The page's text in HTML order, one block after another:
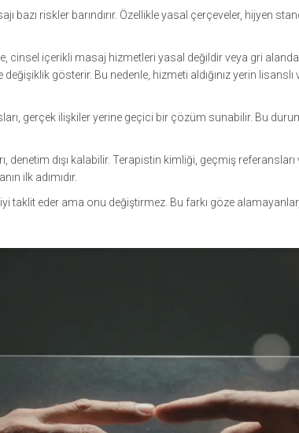
bazı riskler barındırır. Özellikle yasal çerçeveler, hijyen
cinsel içerikli masaj hizmetleri yasal değildir veya gri
gösterir. Bu nedenle, hizmeti aldığınız yerin lisanslı
gerçek ilişkiler yerine geçici bir çözüm sunabilir. Bu
denetim dışı kalabilir. Terapistin kimliği, geçmiş
ilk adımıdır.
taklit eder ama onu değiştirmez. Bu farkı göze